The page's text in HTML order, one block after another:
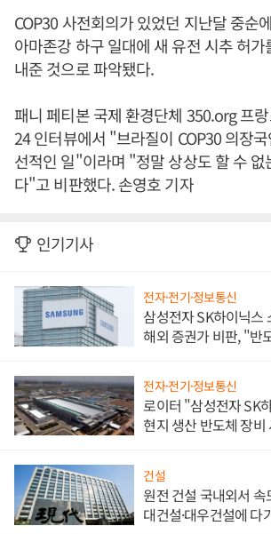
COP30 사전회의가 있었던 지난달 중순
아마존강 하구 일대에 새 유전 시추 허
내준 것으로 파악됐다.
패니 페티본 국제 환경단체 350.org 프
24 인터뷰에서 "브라질이 COP30 의장
선적인 일"이라며 "정말 상상도 할 수 없
다"고 비판했다. 손영호 기자
인기기사
전자·전기·정보통신
삼성전자 SK하이닉스
해외 증권가 비판, "반
전자·전기·정보통신
로이터 "삼성전자 SK
현지 생산 반도체 장
건설
원전 건설 국내외서 속
대건설·대우건설에